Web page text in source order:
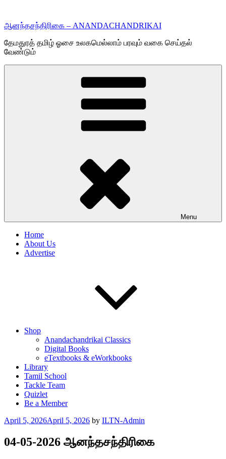
content
ஆனந்தசந்திரிகை – ANANDACHANDRIKAI
தேமதுரத் தமிழ் ஓசை உலகமெல்லாம் பரவும் வகை செய்தல்
வேண்டும்
Menu
Home
About Us
Advertise
Shop
Anandachandrikai Classics
Digital Books
eTextbooks & eWorkbooks
Library
Tamil School
Tackle Team
Quizlet
Be a Member
Posted
April 5, 2026April 5, 2026 by ILTN-Admin
04-05-2026 ஆனந்தசந்திரிகை